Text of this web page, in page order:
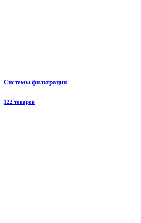
Системы фильтрации
122 товаров